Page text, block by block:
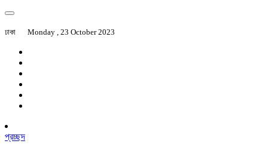
ঢাকা Monday , 23 October 2023
প্রচ্ছদ